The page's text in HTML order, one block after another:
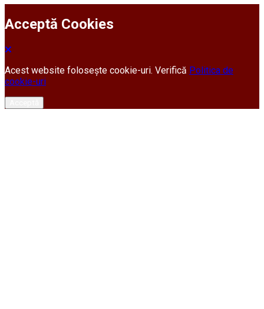
Acceptă Cookies
Acest website folosește cookie-uri. Verifică Politica de
cookie-uri